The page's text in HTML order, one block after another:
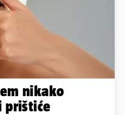
nikako
prištiće